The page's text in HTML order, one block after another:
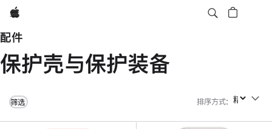
Apple
配件
保护壳与保护装备
筛选 排序方式: 排序方式